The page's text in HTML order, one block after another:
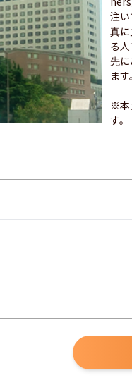
注い
真
る
先
ます。
※本
す。